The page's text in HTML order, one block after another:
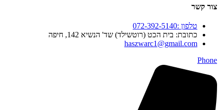
צור קשר
טלפון :072-392-5140
כתובת: בית הכט (רוטשילד) שד' הנשיא 142, חיפה
haszwarc1@gmail.com
Phone